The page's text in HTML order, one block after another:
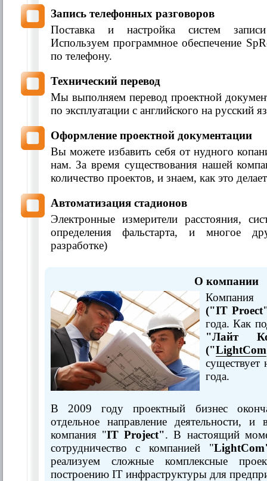
Запись телефонных разговоров
Поставка и настройка систем
Используем программное обеспечение
по телефону.
Технический перевод
Мы выполняем перевод проектной
по эксплуатации с английского на русский
Оформление проектной документации
Вы можете избавить себя от нудного
нам. За время существования нашей
количество проектов, и знаем, как это
Автоматизация стадионов
Электронные измерители расстояния,
определения фальстарта, и многое
разработке)
О компании
Компания
("IT
года. Как
"Лайт
("LightCom
года.
В 2009 году проектный бизнес
отдельное направление деятельности, и
компания "IT Project". В настоящий
сотрудничество с компанией "
реализуем сложные комплексные
построению IT инфраструктуры для